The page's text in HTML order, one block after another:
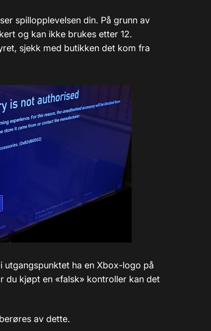
spillopplevelsen din. På grunn av
og kan ikke brukes etter 12.
sjekk med butikken det kom fra
utgangspunktet ha en Xbox-logo på
du kjøpt en «falsk» kontroller kan det
av dette.